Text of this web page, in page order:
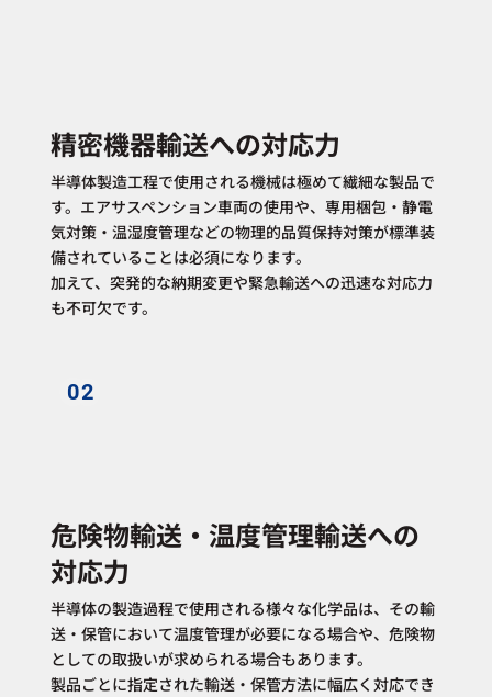
精密機器輸送への対応力
半導体製造工程で使用される機械は極めて繊細な製品で
す。エアサスペンション車両の使用や、専用梱包・静電
気対策・温湿度管理などの物理的品質保持対策が標準装
備されていることは必須になります。
加えて、突発的な納期変更や緊急輸送への迅速な対応力
も不可欠です。
02
危険物輸送・温度管理輸送への
対応力
半導体の製造過程で使用される様々な化学品は、その輸
送・保管において温度管理が必要になる場合や、危険物
としての取扱いが求められる場合もあります。
製品ごとに指定された輸送・保管方法に幅広く対応でき